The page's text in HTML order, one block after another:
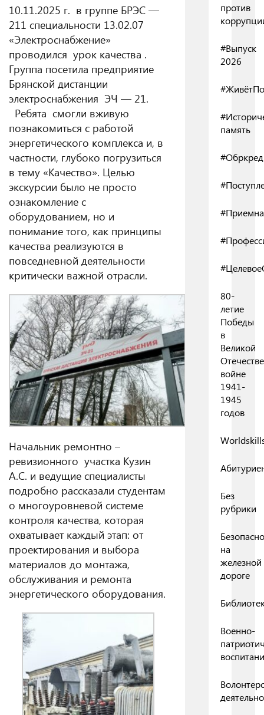
10.11.2025 г. в группе БРЭС —
211 специальности 13.02.07
«Электроснабжение»
проводился урок качества .
Группа посетила предприятие
Брянской дистанции
электроснабжения ЭЧ — 21.
Ребята смогли вживую
познакомиться с работой
энергетического комплекса и, в
частности, глубоко погрузиться
в тему «Качество». Целью
экскурсии было не просто
ознакомление с
оборудованием, но и
понимание того, как принципы
качества реализуются в
повседневной деятельности
критически важной отрасли.
Начальник ремонтно –
ревизионного участка Кузин
А.С. и ведущие специалисты
подробно рассказали студентам
о многоуровневой системе
контроля качества, которая
охватывает каждый этап: от
проектирования и выбора
материалов до монтажа,
обслуживания и ремонта
энергетического оборудования.
против
#Выпуск
2026
память
80-
летие
Победы
в
Великой
войне
1941-
1945
годов
Без
рубрики
на
железной
дороге
Военно-